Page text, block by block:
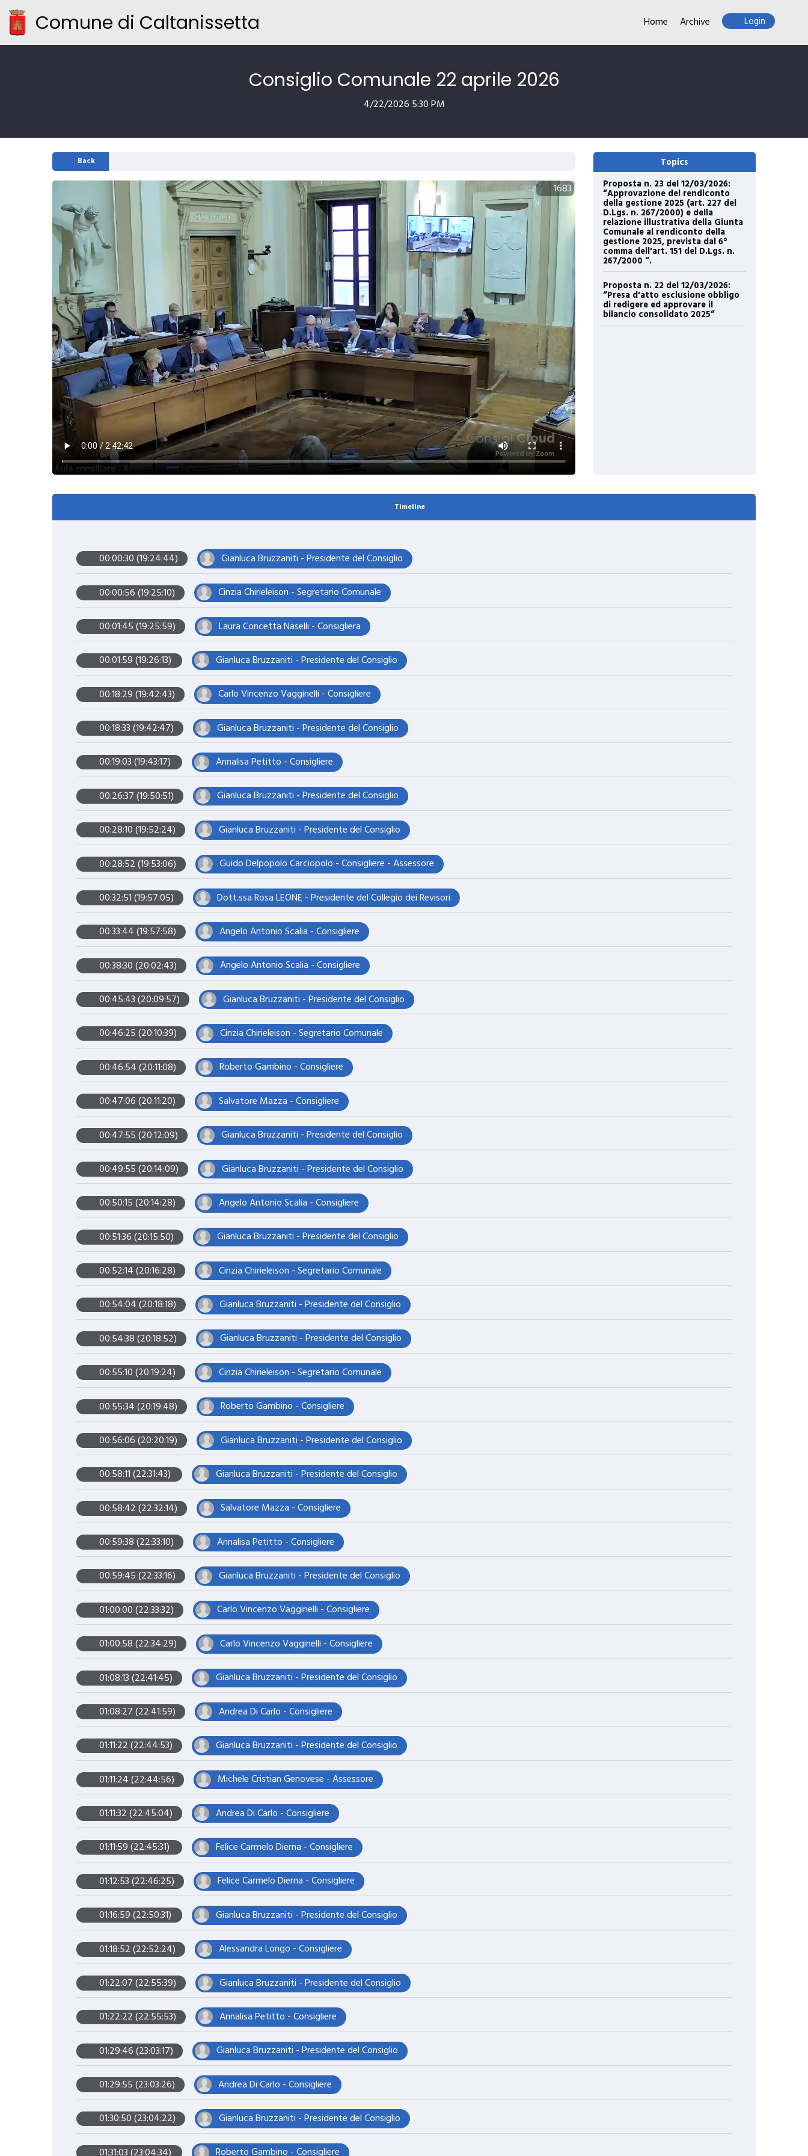
Comune di Caltanissetta Home Archive Login
Consiglio Comunale 22 aprile 2026
4/22/2026 5:30 PM
Back
1683
Topics
Proposta n. 23 del 12/03/2026:
“Approvazione del rendiconto
della gestione 2025 (art. 227 del
D.Lgs. n. 267/2000) e della
relazione illustrativa della Giunta
Comunale al rendiconto della
gestione 2025, prevista dal 6°
comma dell'art. 151 del D.Lgs. n.
267/2000 “.
Proposta n. 22 del 12/03/2026:
“Presa d'atto esclusione obbligo
di redigere ed approvare il
bilancio consolidato 2025”
Timeline
00:00:30 (19:24:44) Gianluca Bruzzaniti - Presidente del Consiglio
00:00:56 (19:25:10) Cinzia Chirieleison - Segretario Comunale
00:01:45 (19:25:59) Laura Concetta Naselli - Consigliera
00:01:59 (19:26:13) Gianluca Bruzzaniti - Presidente del Consiglio
00:18:29 (19:42:43) Carlo Vincenzo Vagginelli - Consigliere
00:18:33 (19:42:47) Gianluca Bruzzaniti - Presidente del Consiglio
00:19:03 (19:43:17) Annalisa Petitto - Consigliere
00:26:37 (19:50:51) Gianluca Bruzzaniti - Presidente del Consiglio
00:28:10 (19:52:24) Gianluca Bruzzaniti - Presidente del Consiglio
00:28:52 (19:53:06) Guido Delpopolo Carciopolo - Consigliere - Assessore
00:32:51 (19:57:05) Dott.ssa Rosa LEONE - Presidente del Collegio dei Revisori
00:33:44 (19:57:58) Angelo Antonio Scalia - Consigliere
00:38:30 (20:02:43) Angelo Antonio Scalia - Consigliere
00:45:43 (20:09:57) Gianluca Bruzzaniti - Presidente del Consiglio
00:46:25 (20:10:39) Cinzia Chirieleison - Segretario Comunale
00:46:54 (20:11:08) Roberto Gambino - Consigliere
00:47:06 (20:11:20) Salvatore Mazza - Consigliere
00:47:55 (20:12:09) Gianluca Bruzzaniti - Presidente del Consiglio
00:49:55 (20:14:09) Gianluca Bruzzaniti - Presidente del Consiglio
00:50:15 (20:14:28) Angelo Antonio Scalia - Consigliere
00:51:36 (20:15:50) Gianluca Bruzzaniti - Presidente del Consiglio
00:52:14 (20:16:28) Cinzia Chirieleison - Segretario Comunale
00:54:04 (20:18:18) Gianluca Bruzzaniti - Presidente del Consiglio
00:54:38 (20:18:52) Gianluca Bruzzaniti - Presidente del Consiglio
00:55:10 (20:19:24) Cinzia Chirieleison - Segretario Comunale
00:55:34 (20:19:48) Roberto Gambino - Consigliere
00:56:06 (20:20:19) Gianluca Bruzzaniti - Presidente del Consiglio
00:58:11 (22:31:43) Gianluca Bruzzaniti - Presidente del Consiglio
00:58:42 (22:32:14) Salvatore Mazza - Consigliere
00:59:38 (22:33:10) Annalisa Petitto - Consigliere
00:59:45 (22:33:16) Gianluca Bruzzaniti - Presidente del Consiglio
01:00:00 (22:33:32) Carlo Vincenzo Vagginelli - Consigliere
01:00:58 (22:34:29) Carlo Vincenzo Vagginelli - Consigliere
01:08:13 (22:41:45) Gianluca Bruzzaniti - Presidente del Consiglio
01:08:27 (22:41:59) Andrea Di Carlo - Consigliere
01:11:22 (22:44:53) Gianluca Bruzzaniti - Presidente del Consiglio
01:11:24 (22:44:56) Michele Cristian Genovese - Assessore
01:11:32 (22:45:04) Andrea Di Carlo - Consigliere
01:11:59 (22:45:31) Felice Carmelo Dierna - Consigliere
01:12:53 (22:46:25) Felice Carmelo Dierna - Consigliere
01:16:59 (22:50:31) Gianluca Bruzzaniti - Presidente del Consiglio
01:18:52 (22:52:24) Alessandra Longo - Consigliere
01:22:07 (22:55:39) Gianluca Bruzzaniti - Presidente del Consiglio
01:22:22 (22:55:53) Annalisa Petitto - Consigliere
01:29:46 (23:03:17) Gianluca Bruzzaniti - Presidente del Consiglio
01:29:55 (23:03:26) Andrea Di Carlo - Consigliere
01:30:50 (23:04:22) Gianluca Bruzzaniti - Presidente del Consiglio
Roberto Gambino - Consigliere